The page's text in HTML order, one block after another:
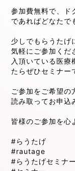
参加費無料で、ド
であればどなたで
少しでもらうたげ
気軽にご参加くだ
入頂いている医療
たらぜひセミナー
ご参加をご希望の
読み取ってお申込
皆様のご参加を心
#らうたげ
#rautage
#らうたげセミナー